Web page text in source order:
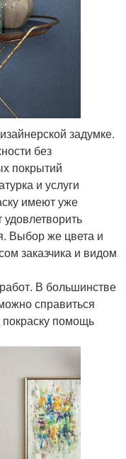
задумке.
без
покрытий
и услуги
имеют уже
Выбор же цвета и
заказчика и видом
В большинстве
справиться
помощь